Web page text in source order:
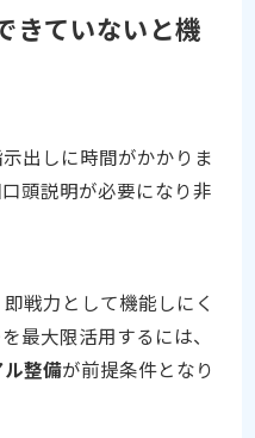
きていないと機
出しに時間がかかりま
頭説明が必要になり非
戦力として機能しにく
最大限活用するには、
整備が前提条件となり